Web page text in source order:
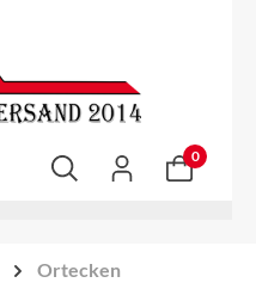
0
Ortecken